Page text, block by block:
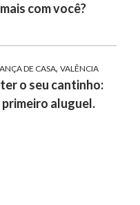
com você?
DE CASA, VALÊNCIA
o seu cantinho:
primeiro aluguel.